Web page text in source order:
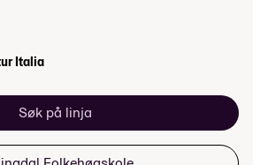
Italia
Søk på linja